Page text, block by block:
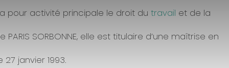
pour activité principale le droit du travail et de la
SORBONNE, elle est titulaire d’une maîtrise en
janvier 1993.